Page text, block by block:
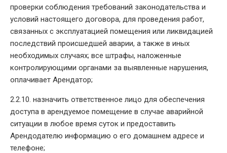
проверки соблюдения требований законодательства и
условий настоящего договора, для проведения работ,
связанных с эксплуатацией помещения или ликвидацией
последствий происшедшей аварии, а также в иных
необходимых случаях; все штрафы, наложенные
контролирующими органами за выявленные нарушения,
оплачивает Арендатор;
2.2.10. назначить ответственное лицо для обеспечения
доступа в арендуемое помещение в случае аварийной
ситуации в любое время суток и предоставить
Арендодателю информацию о его домашнем адресе и
телефоне;